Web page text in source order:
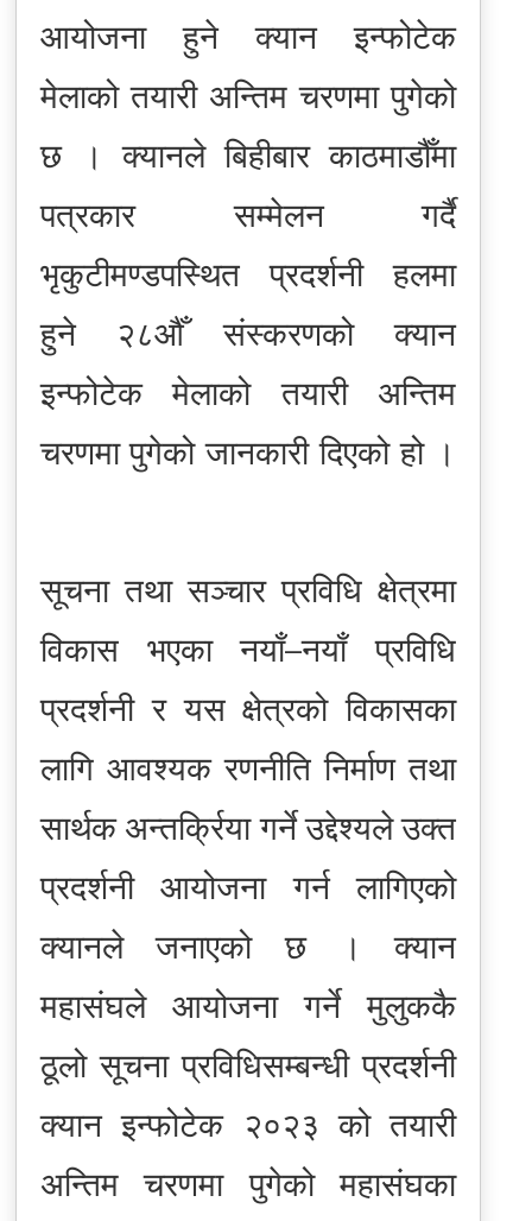
आयोजना हुने क्यान इन्फोटेक
मेलाको तयारी अन्तिम चरणमा पुगेको
छ । क्यानले बिहीबार काठमाडौँमा
पत्रकार सम्मेलन गर्दै
भृकुटीमण्डपस्थित प्रदर्शनी हलमा
हुने २८औँ संस्करणको क्यान
इन्फोटेक मेलाको तयारी अन्तिम
चरणमा पुगेको जानकारी दिएको हो ।
सूचना तथा सञ्चार प्रविधि क्षेत्रमा
विकास भएका नयाँ–नयाँ प्रविधि
प्रदर्शनी र यस क्षेत्रको विकासका
लागि आवश्यक रणनीति निर्माण तथा
सार्थक अन्तर्क्रिया गर्ने उद्देश्यले उक्त
प्रदर्शनी आयोजना गर्न लागिएको
क्यानले जनाएको छ । क्यान
महासंघले आयोजना गर्ने मुलुककै
ठूलो सूचना प्रविधिसम्बन्धी प्रदर्शनी
क्यान इन्फोटेक २०२३ को तयारी
अन्तिम चरणमा पुगेको महासंघका